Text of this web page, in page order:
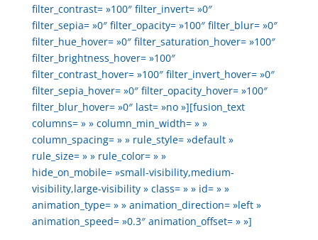
filter_contrast= »100″ filter_invert= »0″
filter_sepia= »0″ filter_opacity= »100″ filter_blur= »0″
filter_hue_hover= »0″ filter_saturation_hover= »100″
filter_brightness_hover= »100″
filter_contrast_hover= »100″ filter_invert_hover= »0″
filter_sepia_hover= »0″ filter_opacity_hover= »100″
filter_blur_hover= »0″ last= »no »][fusion_text
columns= » » column_min_width= » »
column_spacing= » » rule_style= »default »
rule_size= » » rule_color= » »
hide_on_mobile= »small-visibility,medium-
visibility,large-visibility » class= » » id= » »
animation_type= » » animation_direction= »left »
animation_speed= »0.3″ animation_offset= » »]